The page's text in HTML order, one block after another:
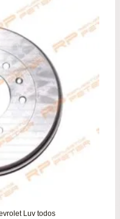
Luv todos